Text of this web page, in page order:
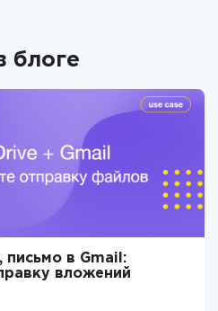
блоге
письмо в Gmail:
вложений